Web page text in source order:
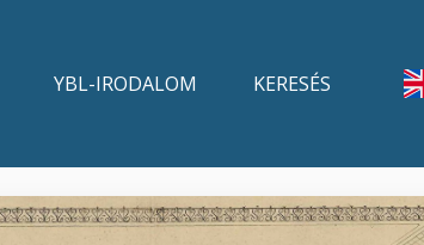
YBL-IRODALOM KERESÉS